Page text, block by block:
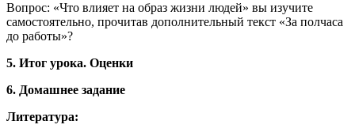
Вопрос: «Что влияет на образ жизни людей» вы изучите
самостоятельно, прочитав дополнительный текст «За полчаса
до работы»?
5. Итог урока. Оценки
6. Домашнее задание
Литература: